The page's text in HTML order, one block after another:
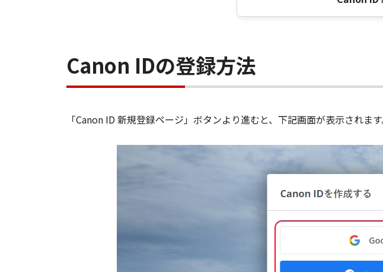
Canon IDの登録方法
「Canon ID 新規登録ページ」ボタンより進むと、下記画面が表示されます